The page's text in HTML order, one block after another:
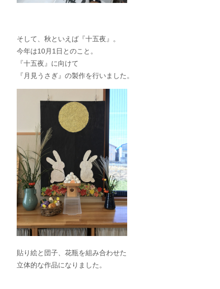
そして、秋といえば『十五夜』。
今年は10月1日とのこと。
『十五夜』に向けて
『月見うさぎ』の製作を行いました。
貼り絵と団子、花瓶を組み合わせた
立体的な作品になりました。